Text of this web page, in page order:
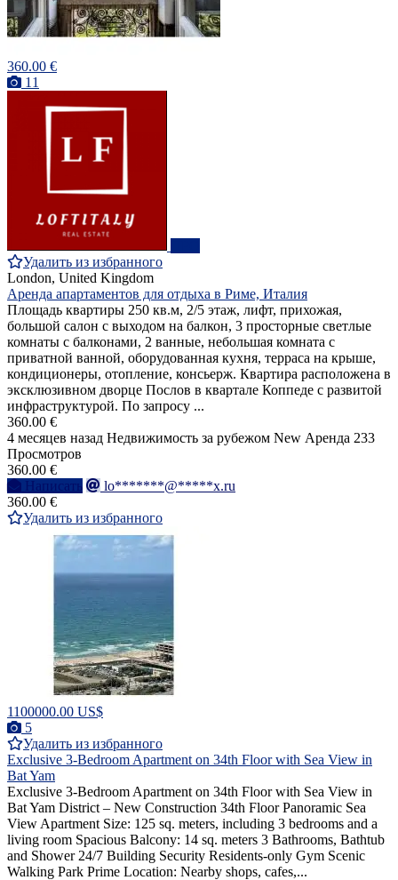
360.00 €
11
Удалить из избранного
London, United Kingdom
Аренда апартаментов для отдыха в Риме, Италия
Площадь квартиры 250 кв.м, 2/5 этаж, лифт, прихожая,
большой салон с выходом на балкон, 3 просторные светлые
комнаты с балконами, 2 ванные, небольшая комната с
приватной ванной, оборудованная кухня, терраса на крыше,
кондиционеры, отопление, консьерж. Квартира расположена в
эксклюзивном дворце Послов в квартале Коппеде с развитой
инфраструктурой. По запросу ...
360.00 €
4 месяцев назад Недвижимость за рубежом New Аренда 233
Просмотров
360.00 €
Написать
lo*******@*****x.ru
360.00 €
Удалить из избранного
1100000.00 US$
5
Удалить из избранного
Exclusive 3-Bedroom Apartment on 34th Floor with Sea View in
Bat Yam
Exclusive 3-Bedroom Apartment on 34th Floor with Sea View in
Bat Yam District – New Construction 34th Floor Panoramic Sea
View Apartment Size: 125 sq. meters, including 3 bedrooms and a
living room Spacious Balcony: 14 sq. meters 3 Bathrooms, Bathtub
and Shower 24/7 Building Security Residents-only Gym Scenic
Walking Park Prime Location: Nearby shops, cafes,...